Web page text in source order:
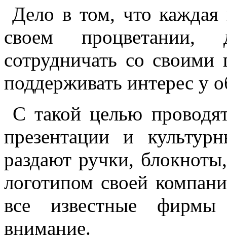
Дело в том, что каждая
своем
сотрудничать со
поддерживать интерес у
С такой целью
презентации и
раздают ручки,
логотипом своей
все известные
внимание.